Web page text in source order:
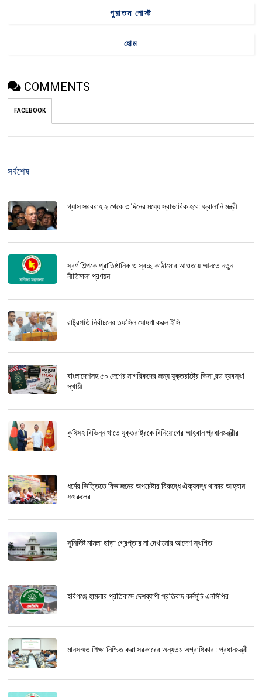
পুরাতন পোস্ট
হোম
COMMENTS
FACEBOOK
সর্বশেষ
গ্যাস সরবরাহ ২ থেকে ৩ দিনের মধ্যে স্বাভাবিক হবে: জ্বালানি মন্ত্রী
স্বর্ণ শিল্পকে প্রাতিষ্ঠানিক ও স্বচ্ছ কাঠামোর আওতায় আনতে নতুন
নীতিমালা প্রণয়ন
রাষ্ট্রপতি নির্বাচনের তফসিল ঘোষণা করল ইসি
বাংলাদেশসহ ৫০ দেশের নাগরিকদের জন্য যুক্তরাষ্ট্রে ভিসা বন্ড ব্যবস্থা
স্থায়ী
কৃষিসহ বিভিন্ন খাতে যুক্তরাষ্ট্রকে বিনিয়োগের আহ্বান প্রধানমন্ত্রীর
ধর্মের ভিত্তিতে বিভাজনের অপচেষ্টার বিরুদ্ধে ঐক্যবদ্ধ থাকার আহ্বান
ফখরুলের
সুনির্দিষ্ট মামলা ছাড়া গ্রেপ্তার না দেখানোর আদেশ স্থগিত
হবিগঞ্জে হামলার প্রতিবাদে দেশব্যাপী প্রতিবাদ কর্মসূচি এনসিপির
মানসম্মত শিক্ষা নিশ্চিত করা সরকারের অন্যতম অগ্রাধিকার : প্রধানমন্ত্রী